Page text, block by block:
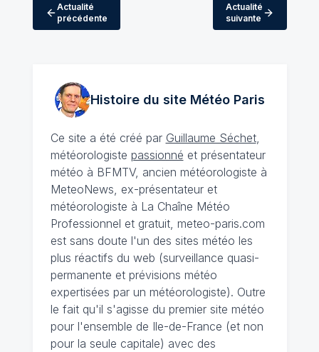
Actualité
précédente
Actualité
suivante
Histoire du site MétéoParis
Ce site a été créé par Guillaume Séchet,
météorologiste passionné et présentateur
météo à BFMTV, ancien météorologiste à
MeteoNews, ex-présentateur et
météorologiste à La Chaîne Météo
Professionnel et gratuit, meteo-paris.com
est sans doute l'un des sites météo les
plus réactifs du web (surveillance quasi-
permanente et prévisions météo
expertisées par un météorologiste). Outre
le fait qu'il s'agisse du premier site météo
pour l'ensemble de Ile-de-France (et non
pour la seule capitale) avec des